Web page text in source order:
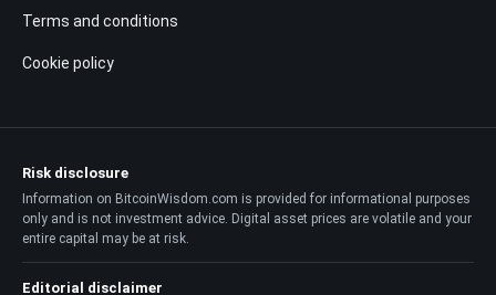
Terms and conditions
Cookie policy
Risk disclosure
Information on BitcoinWisdom.com is provided for informational purposes
only and is not investment advice. Digital asset prices are volatile and your
entire capital may be at risk.
Editorial disclaimer